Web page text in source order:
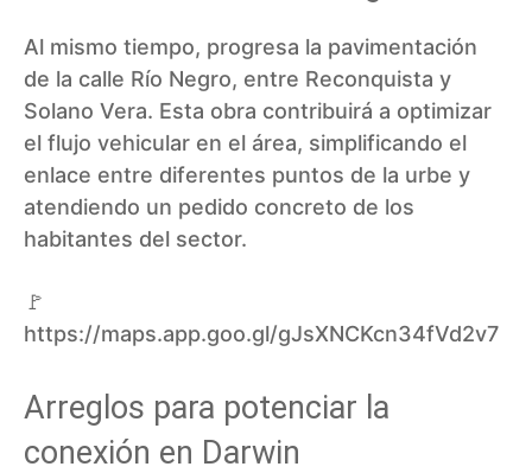
Al mismo tiempo, progresa la pavimentación
de la calle Río Negro, entre Reconquista y
Solano Vera. Esta obra contribuirá a optimizar
el flujo vehicular en el área, simplificando el
enlace entre diferentes puntos de la urbe y
atendiendo un pedido concreto de los
habitantes del sector.
🚩
https://maps.app.goo.gl/gJsXNCKcn34fVd2v7
Arreglos para potenciar la
conexión en Darwin